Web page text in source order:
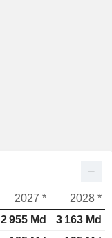
2027 *
2028 *
2 955 Md
3 163 Md